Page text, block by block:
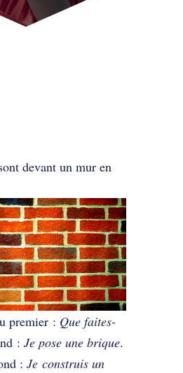
devant un mur en
premier : Que faites-
: Je pose une brique.
: Je construis un